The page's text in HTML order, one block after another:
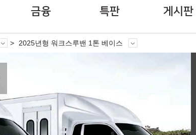
금융 특판 게시판
2025년형 워크스루밴 1톤 베이스